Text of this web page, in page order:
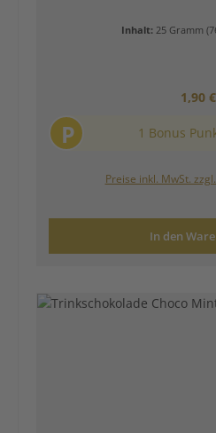
Inhalt: 25 Gramm
1,90 €
P 1 Bonus
Preise inkl. MwSt.
In den